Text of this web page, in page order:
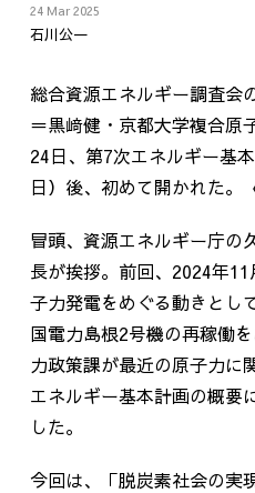
24 Mar 2025
石川公一
総合資源エネルギー調査会
＝黒﨑健・京都大学複合原
24日、第7次エネルギー基
日）後、初めて開かれた。
冒頭、資源エネルギー庁の
長が挨拶。前回、2024年
子力発電をめぐる動きとし
国電力島根2号機の再稼働
力政策課が最近の原子力に
エネルギー基本計画の概要
した。
今回は、「脱炭素社会の実